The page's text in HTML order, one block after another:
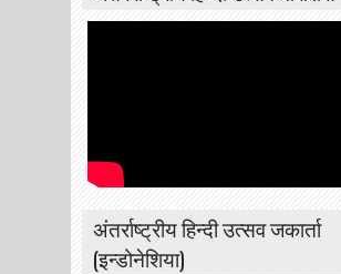
अंतर्राष्ट्रीय हिन्दी उत्सव जकार्ता
(इन्डोनेशिया)